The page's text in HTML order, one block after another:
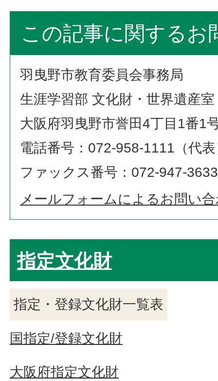
この記事に関するお
羽曳野市教育委員会事務局
生涯学習部 文化財・世界遺産室
大阪府羽曳野市誉田4丁目1番1
電話番号：072-958-1111（代
ファックス番号：072-947-3633
メールフォームによるお問い
指定文化財
指定・登録文化財一覧表
国指定/登録文化財
大阪府指定文化財